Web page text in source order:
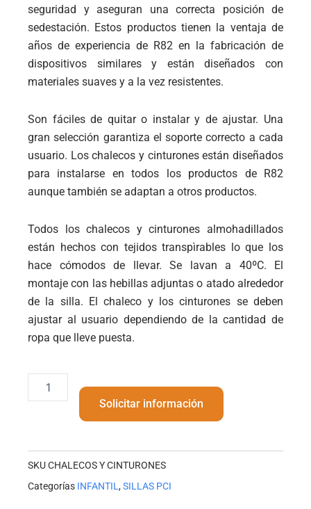
seguridad y aseguran una correcta posición de
sedestación. Estos productos tienen la ventaja de
años de experiencia de R82 en la fabricación de
dispositivos similares y están diseñados con
materiales suaves y a la vez resistentes.
Son fáciles de quitar o instalar y de ajustar. Una
gran selección garantiza el soporte correcto a cada
usuario. Los chalecos y cinturones están diseñados
para instalarse en todos los productos de R82
aunque también se adaptan a otros productos.
Todos los chalecos y cinturones almohadillados
están hechos con tejidos transpìrables lo que los
hace cómodos de llevar. Se lavan a 40ºC. El
montaje con las hebillas adjuntas o atado alrededor
de la silla. El chaleco y los cinturones se deben
ajustar al usuario dependiendo de la cantidad de
ropa que lleve puesta.
Solicitar información
SKUCHALECOS Y CINTURONES
Categorías INFANTIL, SILLAS PCI